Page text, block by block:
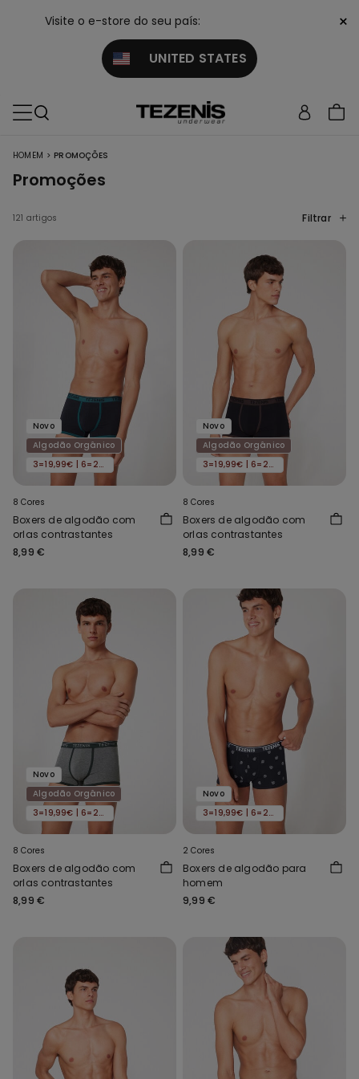
Visite o e-store do seu país:
UNITED STATES
×
HOMEM > PROMOÇÕES
Promoções
121 artigos Filtrar
Novo
Algodão Orgânico
3=19,99€ | 6=29,99€
8 Cores
Boxers de algodão com
orlas contrastantes
8,99 €
Novo
Algodão Orgânico
3=19,99€ | 6=29,99€
8 Cores
Boxers de algodão com
orlas contrastantes
8,99 €
Novo
Algodão Orgânico
3=19,99€ | 6=29,99€
8 Cores
Boxers de algodão com
orlas contrastantes
8,99 €
Novo
3=19,99€ | 6=29,99€
2 Cores
Boxers de algodão para
homem
9,99 €